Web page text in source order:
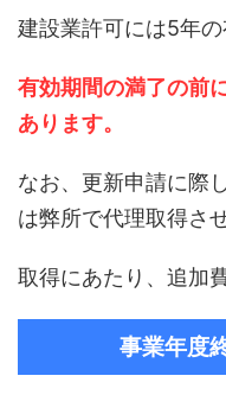
建設業許可には5年の
有効期間の満了の前
あります。
なお、更新申請に際
は弊所で代理取得さ
取得にあたり、追加
事業年度